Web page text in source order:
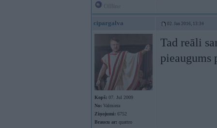
cipargalva 02. Jan 2016, 13:34
Kopš: 07. Jul 2009
No: Valmiera
Ziņojumi: 6752
Braucu ar: quattro
Tad reāli
pieaugums